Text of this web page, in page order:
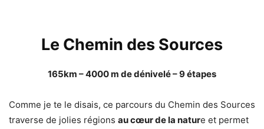
Le Chemin des Sources
165km – 4000 m de dénivelé – 9 étapes
Comme je te le disais, ce parcours du Chemin des Sources
traverse de jolies régions au cœur de la nature et permet